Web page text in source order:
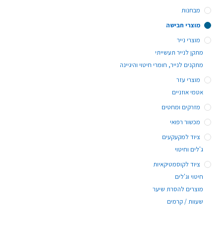
מבחנות
מוצרי חבישה
מוצרי נייר
מתקן לנייר תעשייתי
מתקנים לנייר, חומרי חיטוי והיגיינה
מוצרי עזר
אטמי אוזניים
מזרקים ומחטים
מכשור רפואי
ציוד למקעקעים
ג'לים וחיטוי
ציוד לקוסמטיקאיות
חיטוי וג'לים
מוצרים להסרת שיער
שעוות / קרמים